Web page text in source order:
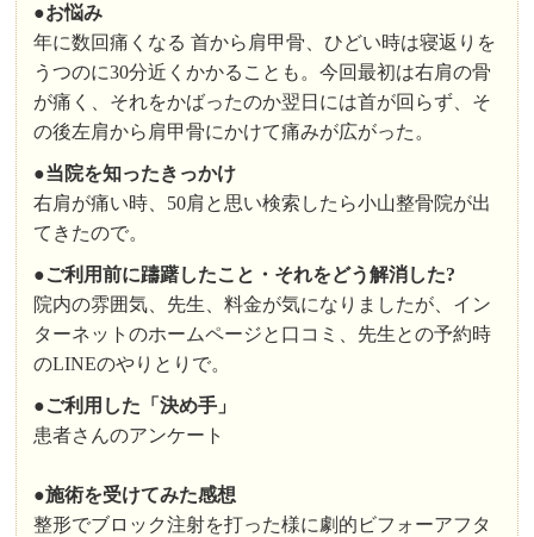
●お悩み
年に数回痛くなる 首から肩甲骨、ひどい時は寝返りを
うつのに30分近くかかることも。今回最初は右肩の骨
が痛く、それをかばったのか翌日には首が回らず、そ
の後左肩から肩甲骨にかけて痛みが広がった。
●当院を知ったきっかけ
右肩が痛い時、50肩と思い検索したら小山整骨院が出
てきたので。
●ご利用前に躊躇したこと・それをどう解消した?
院内の雰囲気、先生、料金が気になりましたが、イン
ターネットのホームページと口コミ、先生との予約時
のLINEのやりとりで。
●ご利用した「決め手」
患者さんのアンケート
●施術を受けてみた感想
整形でブロック注射を打った様に劇的ビフォーアフタ